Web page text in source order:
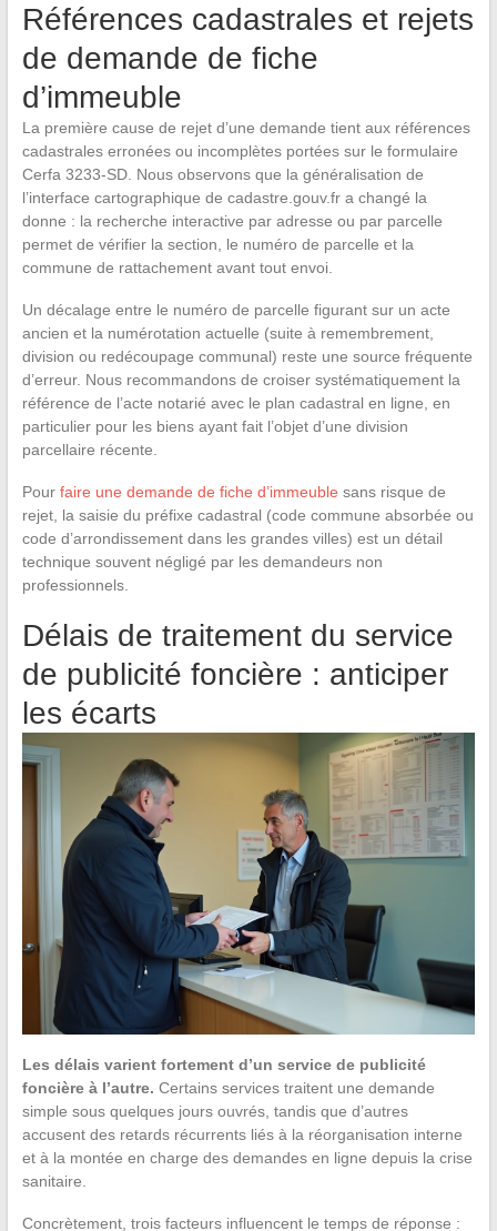
Références cadastrales et rejets
de demande de fiche
d’immeuble
La première cause de rejet d’une demande tient aux références
cadastrales erronées ou incomplètes portées sur le formulaire
Cerfa 3233-SD. Nous observons que la généralisation de
l’interface cartographique de cadastre.gouv.fr a changé la
donne : la recherche interactive par adresse ou par parcelle
permet de vérifier la section, le numéro de parcelle et la
commune de rattachement avant tout envoi.
Un décalage entre le numéro de parcelle figurant sur un acte
ancien et la numérotation actuelle (suite à remembrement,
division ou redécoupage communal) reste une source fréquente
d’erreur. Nous recommandons de croiser systématiquement la
référence de l’acte notarié avec le plan cadastral en ligne, en
particulier pour les biens ayant fait l’objet d’une division
parcellaire récente.
Pour faire une demande de fiche d’immeuble sans risque de
rejet, la saisie du préfixe cadastral (code commune absorbée ou
code d’arrondissement dans les grandes villes) est un détail
technique souvent négligé par les demandeurs non
professionnels.
Délais de traitement du service
de publicité foncière : anticiper
les écarts
Les délais varient fortement d’un service de publicité
foncière à l’autre. Certains services traitent une demande
simple sous quelques jours ouvrés, tandis que d’autres
accusent des retards récurrents liés à la réorganisation interne
et à la montée en charge des demandes en ligne depuis la crise
sanitaire.
Concrètement, trois facteurs influencent le temps de réponse :